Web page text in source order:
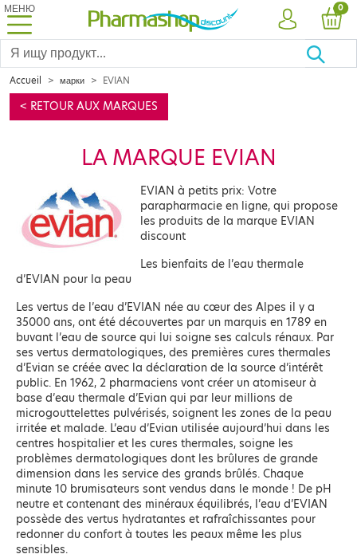
МЕНЮ
УЧЕТНАЯ
0
Accueil марки EVIAN
< RETOUR AUX MARQUES
LA MARQUE EVIAN
EVIAN à petits prix: Votre
parapharmacie en ligne, qui propose
les produits de la marque EVIAN
discount
Les bienfaits de l’eau thermale
d’EVIAN pour la peau
Les vertus de l’eau d’EVIAN née au cœur des Alpes il y a
35000 ans, ont été découvertes par un marquis en 1789 en
buvant l’eau de source qui lui soigne ses calculs rénaux. Par
ses vertus dermatologiques, des premières cures thermales
d’Evian se créée avec la déclaration de la source d’intérêt
public. En 1962, 2 pharmaciens vont créer un atomiseur à
base d’eau thermale d’Evian qui par leur millions de
microgouttelettes pulvérisés, soignent les zones de la peau
irritée et malade. L’eau d’Evian utilisée aujourd’hui dans les
centres hospitalier et les cures thermales, soigne les
problèmes dermatologiques dont les brûlures de grande
dimension dans les service des grands brûlés. Chaque
minute 10 brumisateurs sont vendus dans le monde ! De pH
neutre et contenant des minéraux équilibrés, l’eau d’EVIAN
possède des vertus hydratantes et rafraîchissantes pour
redonner du confort à toutes les peaux même les plus
sensibles.